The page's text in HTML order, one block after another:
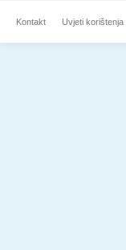
Kontakt Uvjeti korištenja